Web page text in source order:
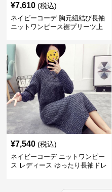
¥7,610 (税込)
ネイビーコーデ 胸元紐結び長袖
ニットワンピース裾プリーツ上
¥7,540 (税込)
ネイビーコーデ ニットワンピー
ス レディース ゆったり長袖ドレ